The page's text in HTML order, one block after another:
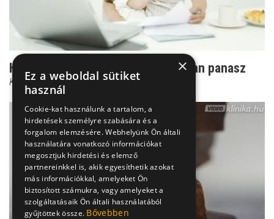
Hasfájás - innentől már nem ártatlan panasz
Kovács Andrea
×
Ez a weboldal sütiket
használ
Cookie-kat használunk a tartalom, a
hirdetések személyre szabására és a
forgalom elemzésére. Webhelyünk Ön általi
használatára vonatkozó információkat
megosztjuk hirdetési és elemző
partnereinkkel is, akik egyesíthetik azokat
más információkkal, amelyeket Ön
biztosított számukra, vagy amelyeket a
szolgáltatásaik Ön általi használatából
gyűjtöttek össze. Bővebben